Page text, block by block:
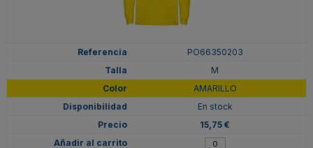
PO66350203
M
AMARILLO
En stock
15,75 €